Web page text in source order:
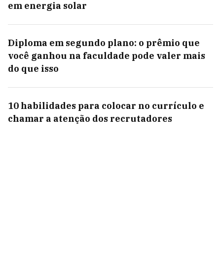
em energia solar
Diploma em segundo plano: o prêmio que
você ganhou na faculdade pode valer mais
do que isso
10 habilidades para colocar no currículo e
chamar a atenção dos recrutadores